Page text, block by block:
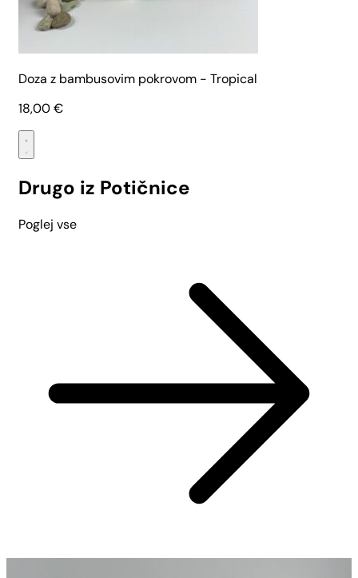
Doza z bambusovim pokrovom - Tropical
18,00€
Drugo iz Potičnice
Poglej vse